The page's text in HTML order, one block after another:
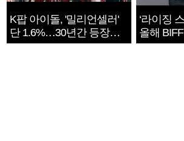
K팝 아이돌, '밀리언셀러'
단 1.6%…30년간 등장
1182개팀 전수조사
‘라이징
올해
확정